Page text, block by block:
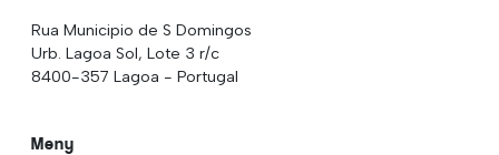
Rua Municipio de S Domingos
Urb. Lagoa Sol, Lote 3 r/c
8400-357 Lagoa - Portugal
Meny